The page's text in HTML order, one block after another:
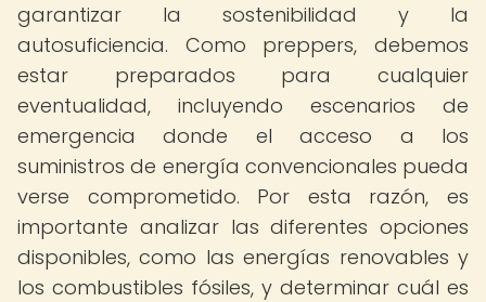
garantizar la sostenibilidad y la
autosuficiencia. Como preppers, debemos
estar preparados para cualquier
eventualidad, incluyendo escenarios de
emergencia donde el acceso a los
suministros de energía convencionales pueda
verse comprometido. Por esta razón, es
importante analizar las diferentes opciones
disponibles, como las energías renovables y
los combustibles fósiles, y determinar cuál es